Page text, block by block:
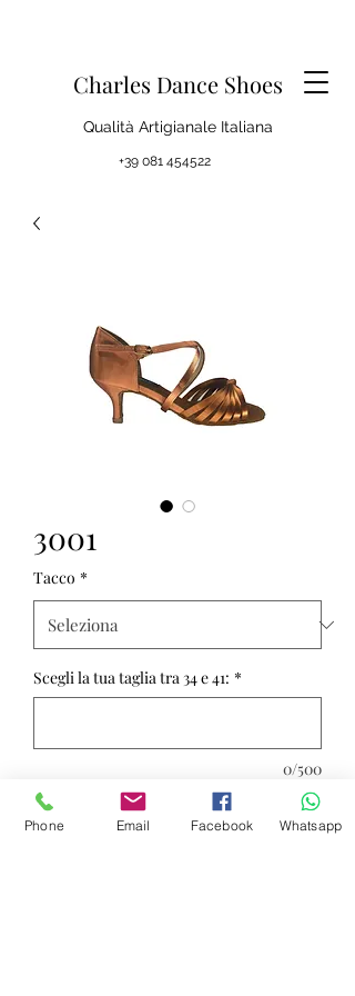
Charles Dance Shoes
Qualità Artigianale Italiana
+39 081 454522
3001
Tacco *
Scegli la tua taglia tra 34 e 41: *
0/500
Quantità
Phone Email Facebook Whatsapp